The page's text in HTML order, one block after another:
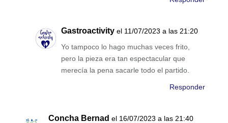
Gastroactivity el 11/07/2023 a las 21:20
Yo tampoco lo hago muchas veces frito,
pero la pieza era tan espectacular que
merecía la pena sacarle todo el partido.
Responder
Concha Bernad el 16/07/2023 a las 21:40